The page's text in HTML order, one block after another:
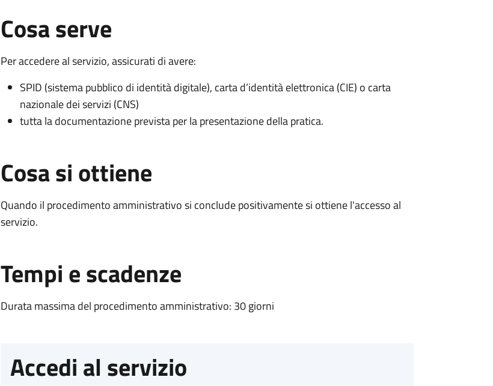
Cosa serve
Per accedere al servizio, assicurati di avere:
SPID (sistema pubblico di identità digitale), carta d’identità elettronica (CIE) o carta
nazionale dei servizi (CNS)
tutta la documentazione prevista per la presentazione della pratica.
Cosa si ottiene
Quando il procedimento amministrativo si conclude positivamente si ottiene l'accesso al
servizio.
Tempi e scadenze
Durata massima del procedimento amministrativo: 30 giorni
Accedi al servizio